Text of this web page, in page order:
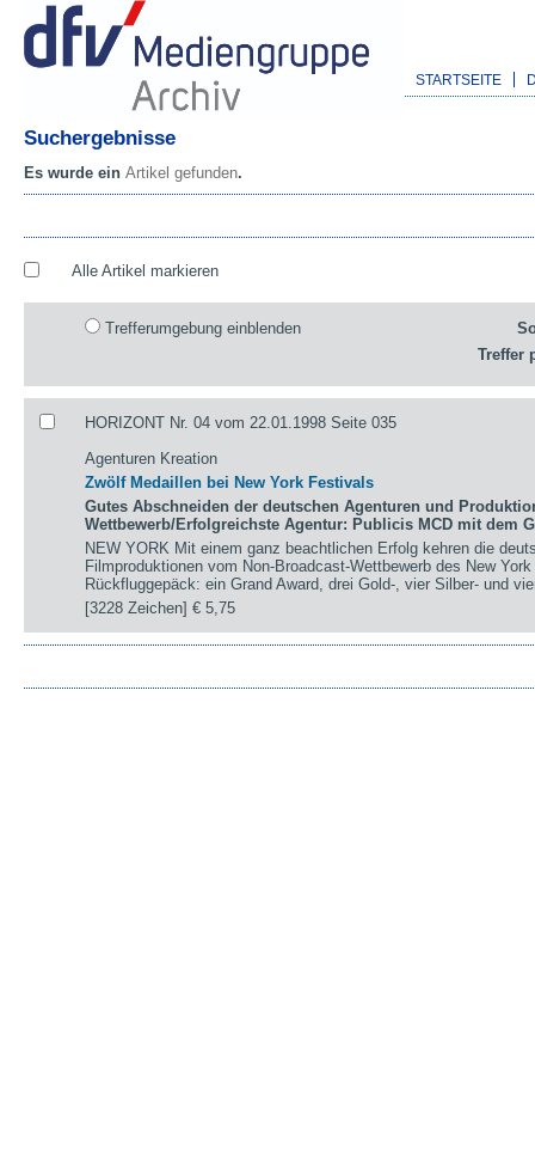
STARTSEITE
Suchergebnisse
Es wurde ein Artikel gefunden.
Alle Artikel markieren
Trefferumgebung einblenden
Treffer
HORIZONT Nr. 04 vom 22.01.1998 Seite 035
Agenturen Kreation
Zwölf Medaillen bei New York Festivals
Gutes Abschneiden der deutschen Agenturen und
Wettbewerb/Erfolgreichste Agentur: Publicis MCD mit dem
NEW YORK Mit einem ganz beachtlichen Erfolg kehren die
Filmproduktionen vom Non-Broadcast-Wettbewerb des New
Rückfluggepäck: ein Grand Award, drei Gold-, vier Silber- und
[3228 Zeichen]€ 5,75